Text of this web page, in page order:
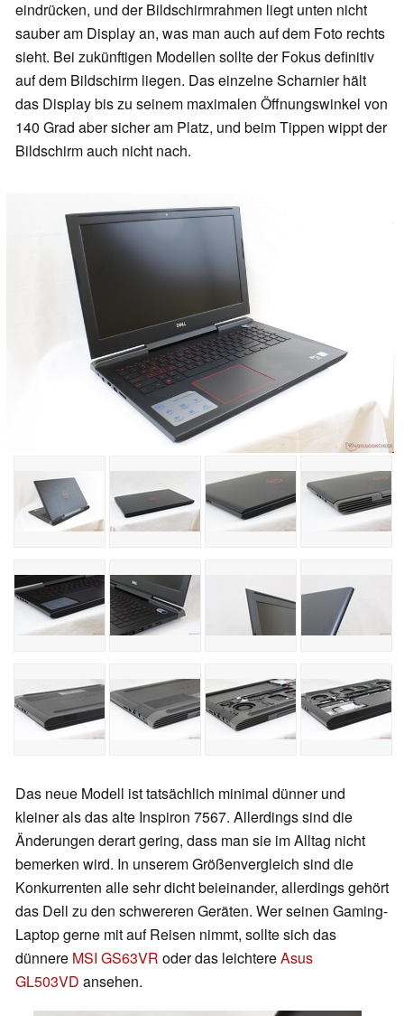
eindrücken, und der Bildschirmrahmen liegt unten nicht
sauber am Display an, was man auch auf dem Foto rechts
sieht. Bei zukünftigen Modellen sollte der Fokus definitiv
auf dem Bildschirm liegen. Das einzelne Scharnier hält
das Display bis zu seinem maximalen Öffnungswinkel von
140 Grad aber sicher am Platz, und beim Tippen wippt der
Bildschirm auch nicht nach.
Das neue Modell ist tatsächlich minimal dünner und
kleiner als das alte Inspiron 7567. Allerdings sind die
Änderungen derart gering, dass man sie im Alltag nicht
bemerken wird. In unserem Größenvergleich sind die
Konkurrenten alle sehr dicht beieinander, allerdings gehört
das Dell zu den schwereren Geräten. Wer seinen Gaming-
Laptop gerne mit auf Reisen nimmt, sollte sich das
dünnere MSI GS63VR oder das leichtereAsus
GL503VD ansehen.